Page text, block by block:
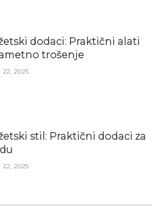
dodaci: Praktični alati
trošenje
22, 2025
stil: Praktični dodaci za
22, 2025